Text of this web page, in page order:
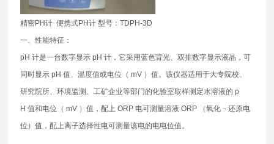
精密PH计 便携式PH计 型号：TDPH-3D
一、性能特征：
pH 计是一台数字显示 pH 计，它采用蓝色背光、双排数字显示液晶，可
同时显示 pH 值、温度值或电位（ mV ）值。该仪器适用于大专院校、
研究院所、环境监测、工矿企业等部门的化验室取样测定水溶液的 p
H 值和电位（ mV ）值，配上 ORP 电可测量溶液 ORP （氧化－还原电
位）值，配上离子选择性电可测量该电的电电位值。